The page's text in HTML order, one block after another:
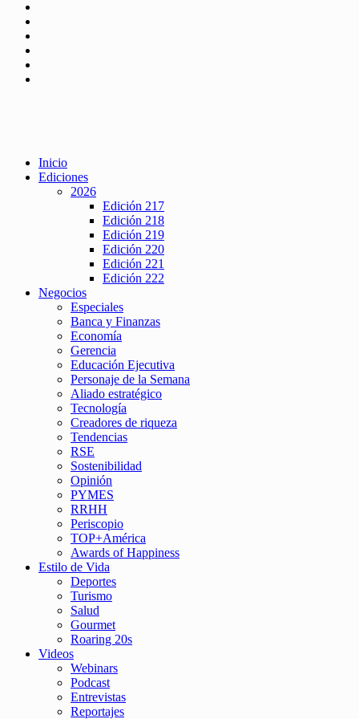
Inicio
Ediciones
2026
Edición 217
Edición 218
Edición 219
Edición 220
Edición 221
Edición 222
Negocios
Especiales
Banca y Finanzas
Economía
Gerencia
Educación Ejecutiva
Personaje de la Semana
Aliado estratégico
Tecnología
Creadores de riqueza
Tendencias
RSE
Sostenibilidad
Opinión
PYMES
RRHH
Periscopio
TOP+América
Awards of Happiness
Estilo de Vida
Deportes
Turismo
Salud
Gourmet
Roaring 20s
Videos
Webinars
Podcast
Entrevistas
Reportajes